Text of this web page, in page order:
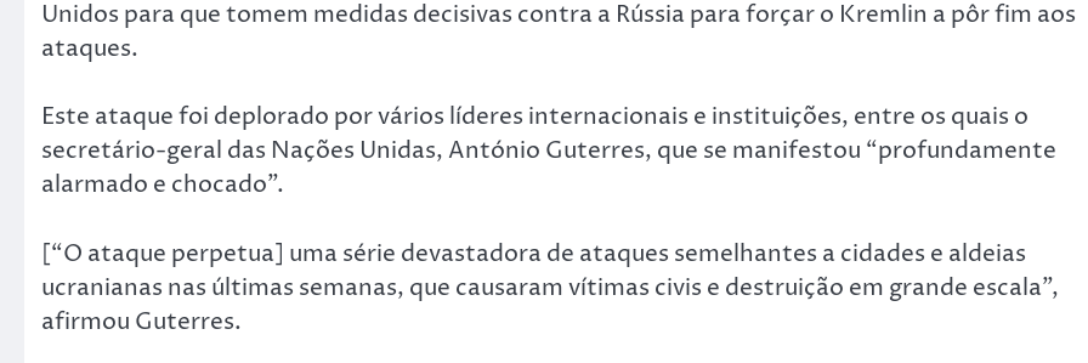
Unidos para que tomem medidas decisivas contra a Rússia para forçar o Kremlin a pôr fim aos
ataques.
Este ataque foi deplorado por vários líderes internacionais e instituições, entre os quais o
secretário-geral das Nações Unidas, António Guterres, que se manifestou “profundamente
alarmado e chocado”.
[“O ataque perpetua] uma série devastadora de ataques semelhantes a cidades e aldeias
ucranianas nas últimas semanas, que causaram vítimas civis e destruição em grande escala”,
afirmou Guterres.